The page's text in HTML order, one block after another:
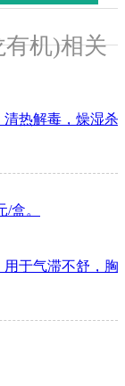
机)相关
热解毒，燥湿杀
盒。
于气滞不舒，胸